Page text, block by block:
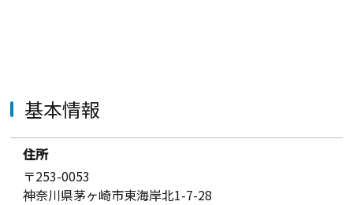
基本情報
住所
〒253-0053
神奈川県茅ヶ崎市東海岸北1-7-28